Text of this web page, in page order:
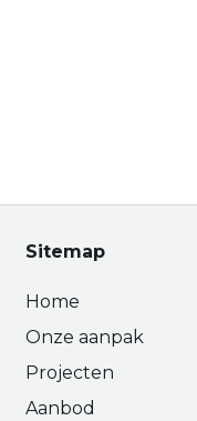
Sitemap
Home
Onze aanpak
Projecten
Aanbod